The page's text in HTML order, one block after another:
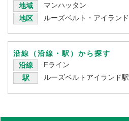
地域
マンハッタン
地区
ルーズベルト・アイランド
沿線（沿線・駅）から探す
沿線
Fライン
駅
ルーズベルトアイランド駅